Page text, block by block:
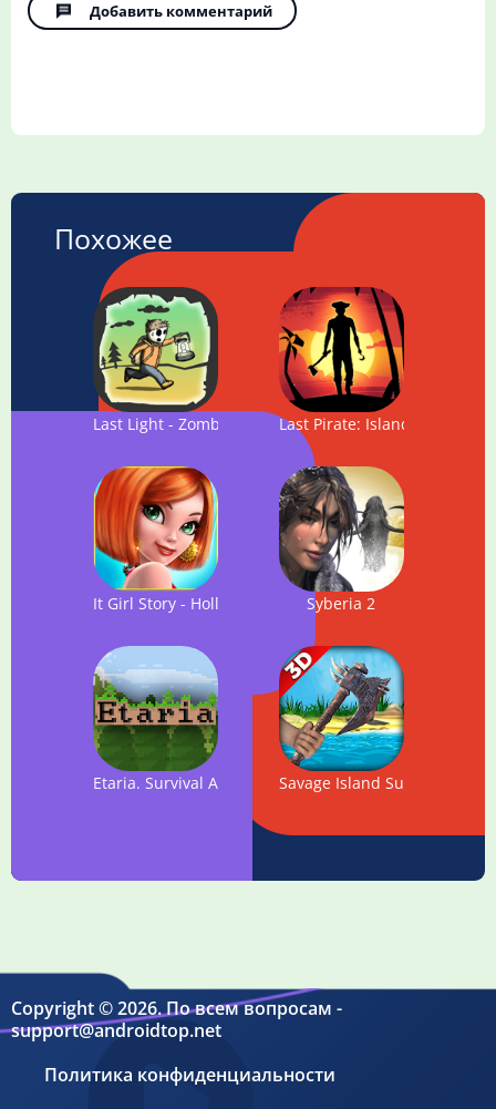
Добавить комментарий
Похожее
Last Light - Zombies SurvivalLast Pirate: Island Survival
It Girl Story - Hollywood Star Syberia 2
Etaria. Survival AdventureSavage Island Survival
Copyright © 2026. По всем вопросам -
support@androidtop.net
Политика конфиденциальности